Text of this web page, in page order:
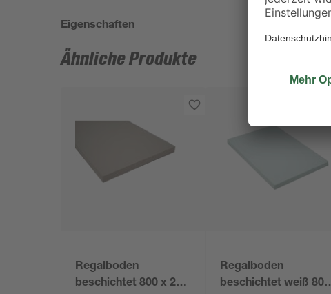
Eigenschaften
Ähnliche Produkte
Regalboden
beschichtet 800 x 200
Regalboden
beschichtet weiß 800